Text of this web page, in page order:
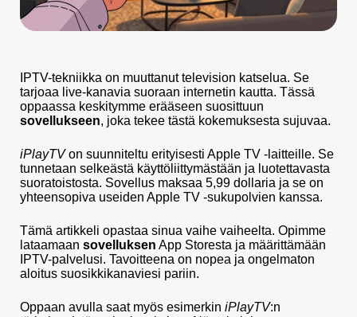
IPTV-tekniikka on muuttanut television katselua. Se
tarjoaa live-kanavia suoraan internetin kautta. Tässä
oppaassa keskitymme erääseen suosittuun
sovellukseen, joka tekee tästä kokemuksesta sujuvaa.
iPlayTVon suunniteltu erityisesti Apple TV -laitteille. Se
tunnetaan selkeästä käyttöliittymästään ja luotettavasta
suoratoistosta. Sovellus maksaa 5,99 dollaria ja se on
yhteensopiva useiden Apple TV -sukupolvien kanssa.
Tämä artikkeli opastaa sinua vaihe vaiheelta. Opimme
lataamaan sovelluksen App Storesta ja määrittämään
IPTV-palvelusi. Tavoitteena on nopea ja ongelmaton
aloitus suosikkikanaviesi pariin.
Oppaan avulla saat myös esimerkin iPlayTV:n